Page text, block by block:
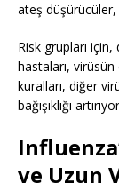
ateş
Risk grupları
hastaları,
kuralları, diğer
bağışıklığı
ve Uzun